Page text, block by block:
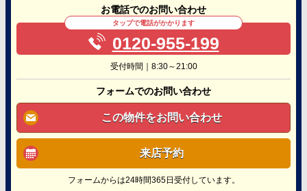
お電話でのお問い合わせ
タップで電話がかかります
0120-955-199
受付時間｜8:30～21:00
フォームでのお問い合わせ
この物件をお問い合わせ
来店予約
フォームからは24時間365日受付しています。